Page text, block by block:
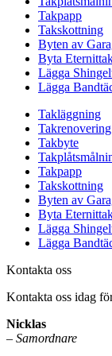
Takpapp
Takskottning
Byten av
Byta
Lägga
Lägga
Takläggning
Takrenovering
Takbyte
Takpapp
Takskottning
Byten av
Byta
Lägga
Lägga
Kontakta oss
Kontakta oss idag
Nicklas
– Samordnare